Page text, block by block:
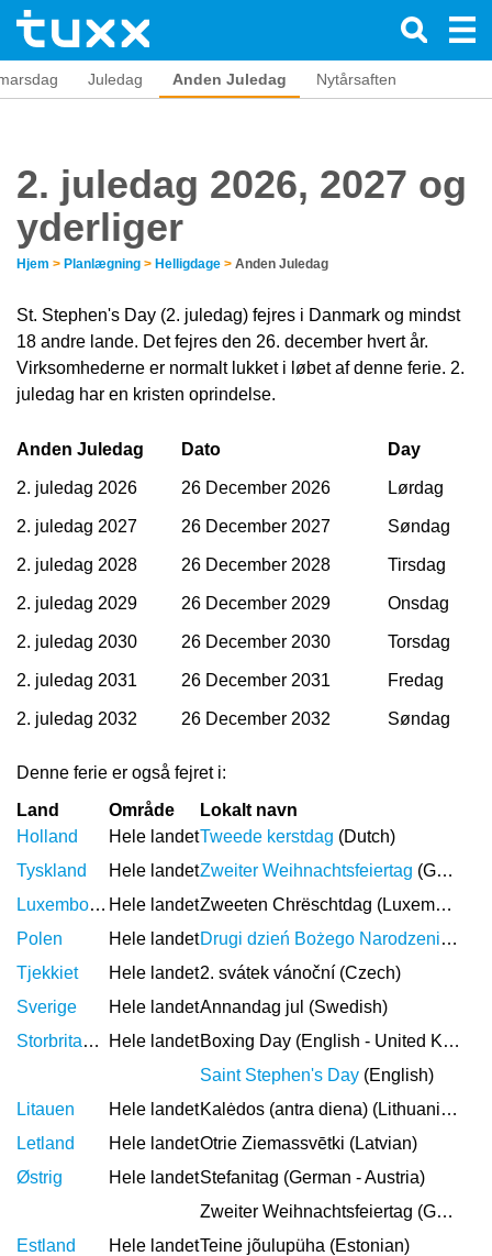
Juledag Anden Juledag Nytårsaften
2. juledag 2026, 2027 og
yderliger
Hjem > Planlægning > Helligdage > Anden Juledag
St. Stephen's Day (2. juledag) fejres i Danmark og mindst
18 andre lande. Det fejres den 26. december hvert år.
Virksomhederne er normalt lukket i løbet af denne ferie. 2.
juledag har en kristen oprindelse.
Anden Juledag Dato Day
2. juledag 2026 26 December 2026 Lørdag
2. juledag 2027 26 December 2027 Søndag
2. juledag 2028 26 December 2028 Tirsdag
2. juledag 2029 26 December 2029 Onsdag
2. juledag 2030 26 December 2030 Torsdag
2. juledag 2031 26 December 2031 Fredag
2. juledag 2032 26 December 2032 Søndag
Denne ferie er også fejret i:
Land
Område
Lokalt navn
Holland
Hele landetTweede kerstdag (Dutch)
Tyskland
Hele landetZweiter Weihnachtsfeiertag (German)
Luxembourg Hele landet
Zweeten Chrëschtdag (Luxembourgish)
Polen
Hele landet Drugi dzień Bożego Narodzenia
Tjekkiet
Hele landet2. svátek vánoční (Czech)
Sverige
Hele landetAnnandag jul (Swedish)
Storbritannien
Hele landet
Boxing Day (English - United Kingdom)
Saint Stephen's Day (English)
Litauen
Hele landet
Kalėdos (antra diena) (Lithuanian)
Letland
Hele landetOtrie Ziemassvētki (Latvian)
Østrig
Hele landetStefanitag (German - Austria)
Zweiter Weihnachtsfeiertag (German)
Estland
Hele landetTeine jõulupüha (Estonian)